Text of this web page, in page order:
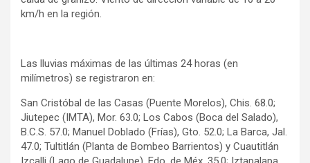
km/h en la región.
Las lluvias máximas de las últimas 24 horas (en
milímetros) se registraron en:
San Cristóbal de las Casas (Puente Morelos), Chis. 68.0;
Jiutepec (IMTA), Mor. 63.0; Los Cabos (Boca del Salado),
B.C.S. 57.0; Manuel Doblado (Frías), Gto. 52.0; La Barca, Jal.
47.0; Tultitlán (Planta de Bombeo Barrientos) y Cuautitlán